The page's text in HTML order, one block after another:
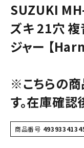
SUZUKI MH-
ズキ 21穴 複
ジャー 【
※こちらの商
す。在庫確認
商品番号